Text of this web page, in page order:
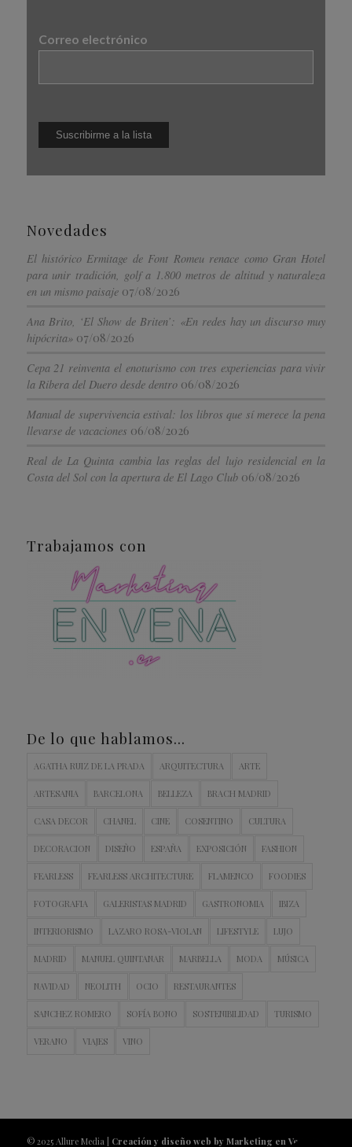
Correo electrónico
Novedades
El histórico Ermitage de Font Romeu renace como Gran Hotel
para unir tradición, golf a 1.800 metros de altitud y naturaleza
en un mismo paisaje 07/08/2026
Ana Brito, ‘El Show de Briten’: «En redes hay un discurso muy
hipócrita» 07/08/2026
Cepa 21 reinventa el enoturismo con tres experiencias para vivir
la Ribera del Duero desde dentro 06/08/2026
Manual de supervivencia estival: los libros que sí merece la pena
llevarse de vacaciones 06/08/2026
Real de La Quinta cambia las reglas del lujo residencial en la
Costa del Sol con la apertura de El Lago Club 06/08/2026
Trabajamos con
De lo que hablamos…
AGATHA RUIZ DE LA PRADA ARQUITECTURA ARTE
ARTESANIA BARCELONA BELLEZA BRACH MADRID
CASA DECOR CHANEL CINE COSENTINO CULTURA
DECORACION DISEÑO ESPAÑA EXPOSICIÓN FASHION
FEARLESS FEARLESS ARCHITECTURE FLAMENCO FOODIES
FOTOGRAFIA GALERISTAS MADRID GASTRONOMIA IBIZA
INTERIORISMO LAZARO ROSA-VIOLAN LIFESTYLE LUJO
MADRID MANUEL QUINTANAR MARBELLA MODA MÚSICA
NAVIDAD NEOLITH OCIO RESTAURANTES
SANCHEZ ROMERO SOFÍA BONO SOSTENIBILIDAD TURISMO
VERANO VIAJES VINO
© 2025 Allure Media | Creación y diseño web by Marketing en Vena